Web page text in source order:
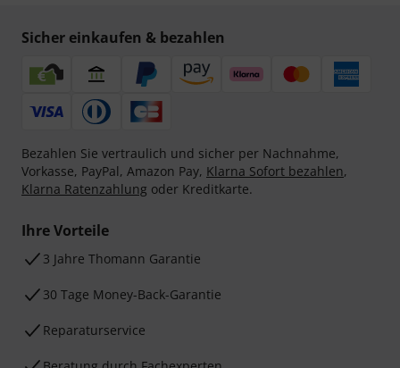
Sicher einkaufen & bezahlen
Bezahlen Sie vertraulich und sicher per Nachnahme,
Vorkasse, PayPal, Amazon Pay, Klarna Sofort bezahlen,
Klarna Ratenzahlung oder Kreditkarte.
Ihre Vorteile
3 Jahre Thomann Garantie
30 Tage Money-Back-Garantie
Reparaturservice